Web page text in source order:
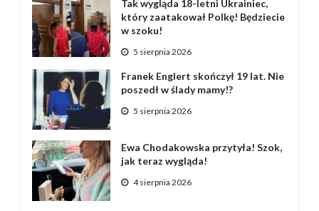
Tak wygląda 18-letni Ukrainiec,
który zaatakował Polkę! Będziecie
w szoku!
5 sierpnia 2026
Franek Englert skończył 19 lat. Nie
poszedł w ślady mamy!?
5 sierpnia 2026
Ewa Chodakowska przytyła! Szok,
jak teraz wygląda!
4 sierpnia 2026